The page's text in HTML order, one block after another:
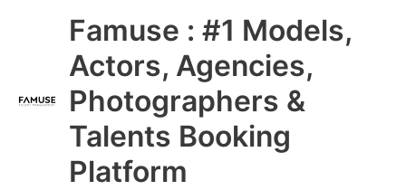
Famuse : #1 Models,
Actors, Agencies,
Photographers &
Talents Booking
Platform
Main
Menu